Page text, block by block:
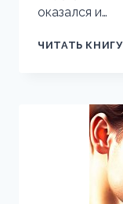
оказался и…
ЧИТАТЬ КНИГУ